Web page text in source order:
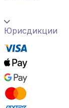
Юрисдикции